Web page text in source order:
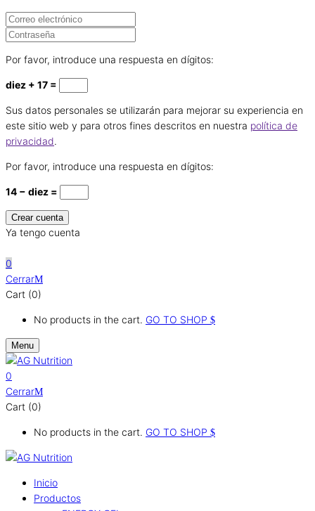
Por favor, introduce una respuesta en dígitos:
diez + 17 =
Sus datos personales se utilizarán para mejorar su experiencia en
este sitio web y para otros fines descritos en nuestra política de
privacidad.
Por favor, introduce una respuesta en dígitos:
14 − diez =
Ya tengo cuenta
0
Cerrar
Cart (0)
No products in the cart. GO TO SHOP
Menu
0
Cerrar
Cart (0)
No products in the cart. GO TO SHOP
Inicio
Productos